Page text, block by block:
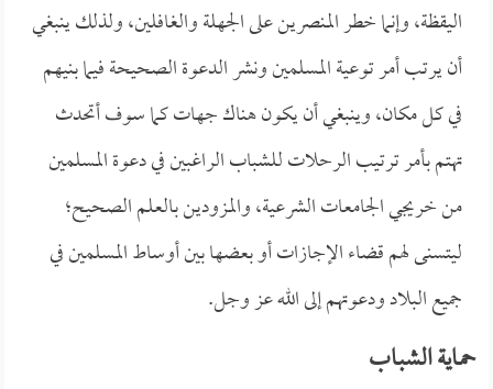
اليقظة، وإنما خطر المنصرين على الجهلة والغافلين، ولذلك ينبغي
أن يرتب أمر توعية المسلمين ونشر الدعوة الصحيحة فيما بنيهم
في كل مكان، وينبغي أن يكون هناك جهات كما سوف أتحدث
تهتم بأمر ترتيب الرحلات للشباب الراغبين في دعوة المسلمين
من خريجي الجامعات الشرعية، والمزودين بالعلم الصحيح؛
ليتسنى لهم قضاء الإجازات أو بعضها بين أوساط المسلمين في
جميع البلاد ودعوتهم إلى الله عز وجل.
حمـاية الشبـاب